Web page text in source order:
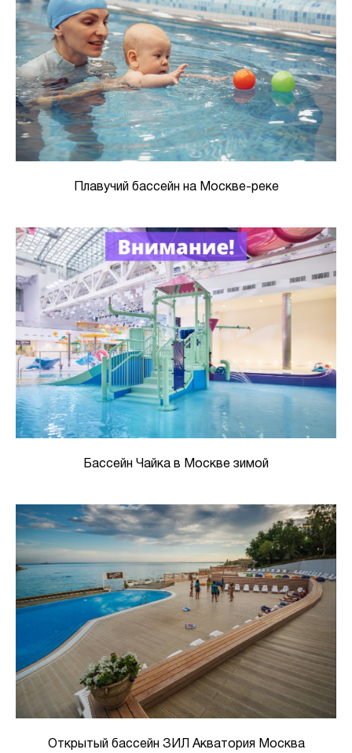
Плавучий бассейн на Москве-реке
Бассейн Чайка в Москве зимой
Открытый бассейн ЗИЛ Акватория Москва